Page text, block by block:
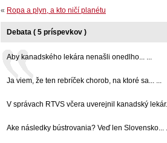
« Ropa a plyn, a kto ničí planétu
Debata ( 5 príspevkov )
Aby kanadského lekára nenašli onedlho... ...
Ja viem, že ten rebríček chorob, na ktoré sa... ...
V správach RTVS včera uverejnil kanadský
Ake následky bústrovania? Veď len Slovensko...